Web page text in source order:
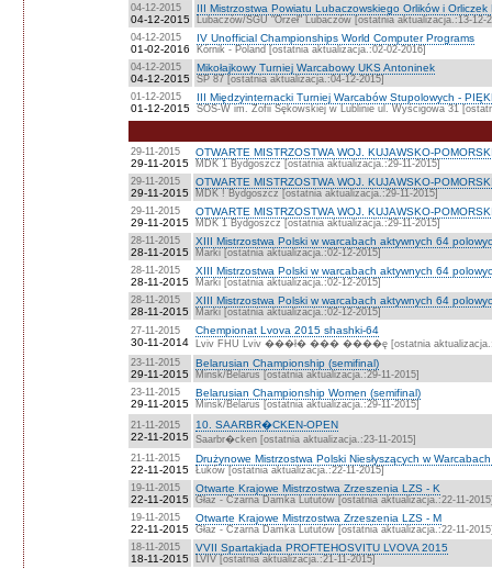
04-12-2015
04-12-2015
III Mistrzostwa Powiatu Lubaczowskiego Orlików i Orliczek
Lubaczów/SGU "Orzeł" Lubaczów [ostatnia aktualizacja.:13-12-
04-12-2015
01-02-2016
IV Unofficial Championships World Computer Programs
Kórnik - Poland [ostatnia aktualizacja.:02-02-2016]
04-12-2015
04-12-2015
Mikołajkowy Turniej Warcabowy UKS Antoninek
SP 87 [ostatnia aktualizacja.:04-12-2015]
01-12-2015
01-12-2015
III Międzyinternacki Turniej Warcabów Stupolowych -
SOS-W im. Zofii Sękowskiej w Lublinie ul. Wyścigowa 31
29-11-2015
29-11-2015
OTWARTE MISTRZOSTWA WOJ. KUJAWSKO-
MDK 1 Bydgoszcz [ostatnia aktualizacja.:29-11-2015]
29-11-2015
29-11-2015
OTWARTE MISTRZOSTWA WOJ. KUJAWSKO-
MDK ! Bydgoszcz [ostatnia aktualizacja.:29-11-2015]
29-11-2015
29-11-2015
OTWARTE MISTRZOSTWA WOJ. KUJAWSKO-
MDK 1 Bydgoszcz [ostatnia aktualizacja.:29-11-2015]
28-11-2015
28-11-2015
XIII Mistrzostwa Polski w warcabach aktywnych 64
Marki [ostatnia aktualizacja.:02-12-2015]
28-11-2015
28-11-2015
XIII Mistrzostwa Polski w warcabach aktywnych 64
Marki [ostatnia aktualizacja.:02-12-2015]
28-11-2015
28-11-2015
XIII Mistrzostwa Polski w warcabach aktywnych 64
Marki [ostatnia aktualizacja.:02-12-2015]
27-11-2015
30-11-2014
Chempionat Lvova 2015 shashki-64
Lviv FHU Lviv ���ł� ��� ����ę [ostatnia
23-11-2015
29-11-2015
Belarusian Championship (semifinal)
Minsk/Belarus [ostatnia aktualizacja.:29-11-2015]
23-11-2015
29-11-2015
Belarusian Championship Women (semifinal)
Minsk/Belarus [ostatnia aktualizacja.:29-11-2015]
21-11-2015
22-11-2015
10. SAARBR�CKEN-OPEN
Saarbr�cken [ostatnia aktualizacja.:23-11-2015]
21-11-2015
22-11-2015
Drużynowe Mistrzostwa Polski Niesłyszących w
Łuków [ostatnia aktualizacja.:22-11-2015]
19-11-2015
22-11-2015
Otwarte Krajowe Mistrzostwa Zrzeszenia LZS - K
Głaz - Czarna Damka Lututów [ostatnia aktualizacja.:22-11-
19-11-2015
22-11-2015
Otwarte Krajowe Mistrzostwa Zrzeszenia LZS - M
Głaz - Czarna Damka Lututów [ostatnia aktualizacja.:22-11-
18-11-2015
18-11-2015
VVII Spartakjada PROFTEHOSVITU LVOVA 2015
LVIV [ostatnia aktualizacja.:21-11-2015]